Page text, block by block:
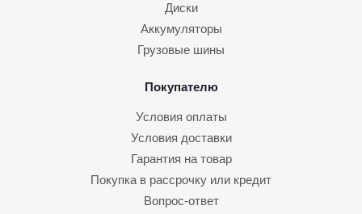
Диски
Аккумуляторы
Грузовые шины
Покупателю
Условия оплаты
Условия доставки
Гарантия на товар
Покупка в рассрочку или кредит
Вопрос-ответ